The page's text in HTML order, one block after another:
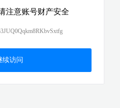
注意账号财产安全
续访问